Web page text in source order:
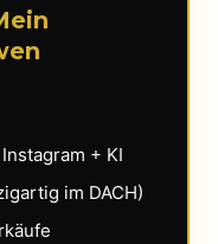
+ KI
im DACH)